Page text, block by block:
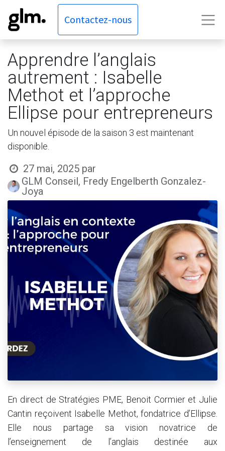
Contactez-nous
Apprendre l’anglais
autrement : Isabelle
Methot et l’approche
Ellipse pour entrepreneurs
Un nouvel épisode de la saison 3 est maintenant
disponible.
27 mai, 2025 par
GLM Conseil, Fredy Engelberth Gonzalez-
Joya
En direct de Stratégies PME, Benoit Cormier et Julie
Cantin reçoivent Isabelle Methot, fondatrice d’Ellipse.
Elle nous partage sa vision novatrice de
l’enseignement de l’anglais destinée aux